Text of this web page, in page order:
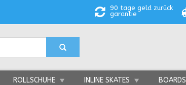
90 tage geld zurück
garantie
ROLLSCHUHE INLINE SKATES BOARDS